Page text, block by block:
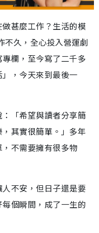
甚麼工作？生活的模
不久，全心投入營運劇
欄，至今寫了二千多
，今天來到最後一
「希望與讀者分享簡
其實很簡單。」多年
不需要擁有很多物
不安，但日子還是要
個瞬間，成了一生的